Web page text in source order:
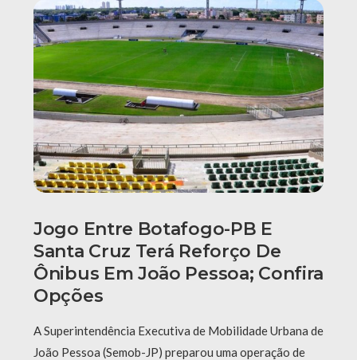
Jogo Entre Botafogo-PB E
Santa Cruz Terá Reforço De
Ônibus Em João Pessoa; Confira
Opções
A Superintendência Executiva de Mobilidade Urbana de
João Pessoa (Semob-JP) preparou uma operação de